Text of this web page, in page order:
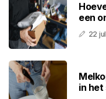
een
22
in het